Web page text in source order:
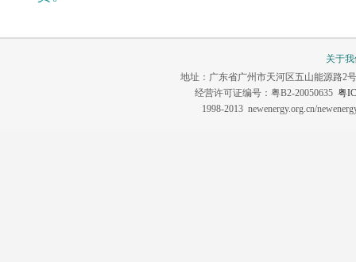
关于
地址：广东省广州市天河区五山能源路2
经营许可证编号：粤B2-20050635 粤
1998-2013 newenergy.org.cn/